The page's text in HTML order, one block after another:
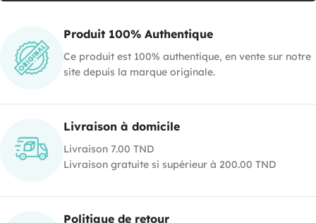
Produit 100% Authentique
Ce produit est 100% authentique, en vente sur notre
site depuis la marque originale.
Livraison à domicile
Livraison 7.00 TND
Livraison gratuite si supérieur à 200.00 TND
Politique de retour